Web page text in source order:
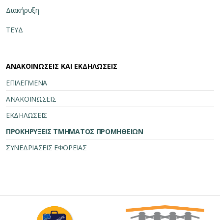
Διακήρυξη
ΤΕΥΔ
ΑΝΑΚΟΙΝΩΣΕΙΣ ΚΑΙ ΕΚΔΗΛΩΣΕΙΣ
ΕΠΙΛΕΓΜΕΝΑ
ΑΝΑΚΟΙΝΩΣΕΙΣ
ΕΚΔΗΛΩΣΕΙΣ
ΠΡΟΚΗΡΥΞΕΙΣ ΤΜΗΜΑΤΟΣ ΠΡΟΜΗΘΕΙΩΝ
ΣΥΝΕΔΡΙΑΣΕΙΣ ΕΦΟΡΕΙΑΣ